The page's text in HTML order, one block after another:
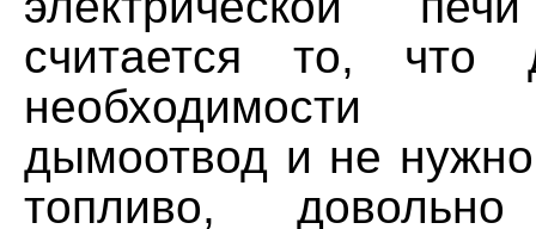
считается то,
необходимости
дымоотвод и не нужно
топливо,